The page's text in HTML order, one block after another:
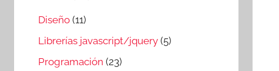
Diseño (11)
Librerías javascript/jquery (5)
Programación (23)